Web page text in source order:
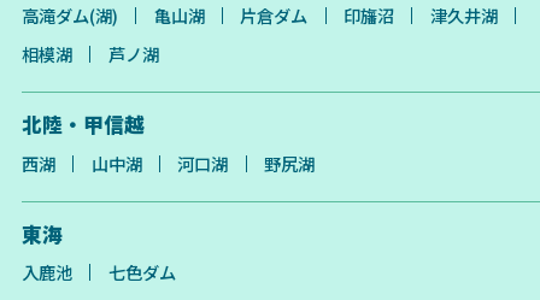
高滝ダム(湖)
亀山湖 片倉ダム 印旛沼
津久井湖
相模湖
芦ノ湖
北陸・甲信越
西湖 山中湖 河口湖 野尻湖
東海
入鹿池 七色ダム